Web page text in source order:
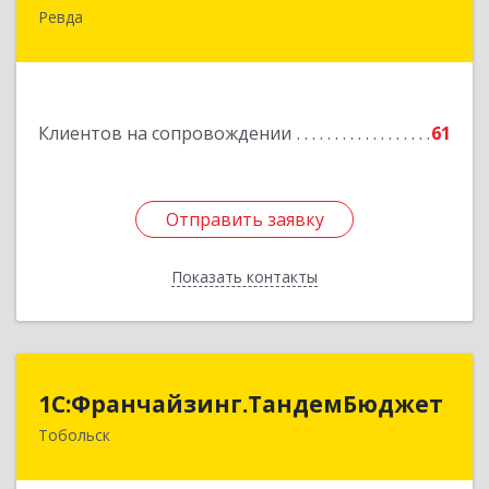
Ревда
Клиентов на сопровождении 61
Отправить заявку
Показать контакты
623286, Свердловская обл, Ревда г, Азина ул,
Отправить заявку
Назад
1С:Франчайзинг.ТандемБюджет
Тобольск
1С:Франчайзинг.ТандемБюджет